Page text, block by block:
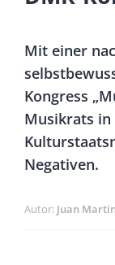
Vorspann
/
Teaser
Mit einer
Kongress
Musikrats in
Negativen.
Autor Juan